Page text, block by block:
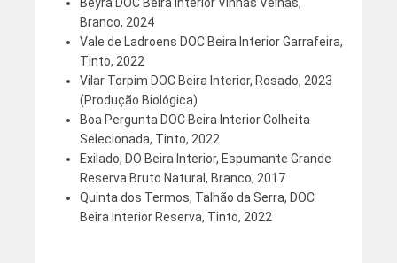
Branco, 2024
Vale de Ladroens DOC Beira Interior Garrafeira,
Tinto, 2022
Vilar Torpim DOC Beira Interior, Rosado, 2023
(Produção Biológica)
Boa Pergunta DOC Beira Interior Colheita
Selecionada, Tinto, 2022
Exilado, DO Beira Interior, Espumante Grande
Reserva Bruto Natural, Branco, 2017
Quinta dos Termos, Talhão da Serra, DOC
Beira Interior Reserva, Tinto, 2022